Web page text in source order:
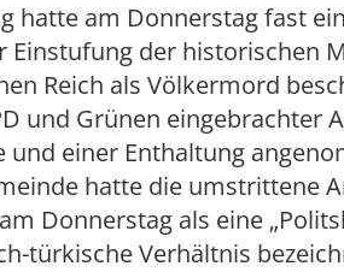
hatte am Donnerstag fast
Einstufung der historischen
Reich als Völkermord
und Grünen eingebrachter
und einer Enthaltung
hatte die umstrittene
Donnerstag als eine
türkische Verhältnis